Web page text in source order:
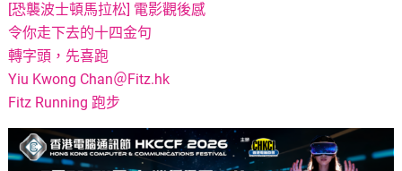
[恐襲波士頓馬拉松] 電影觀後感
令你走下去的十四金句
轉字頭，先喜跑
Yiu Kwong Chan＠Fitz.hk
Fitz Running 跑步